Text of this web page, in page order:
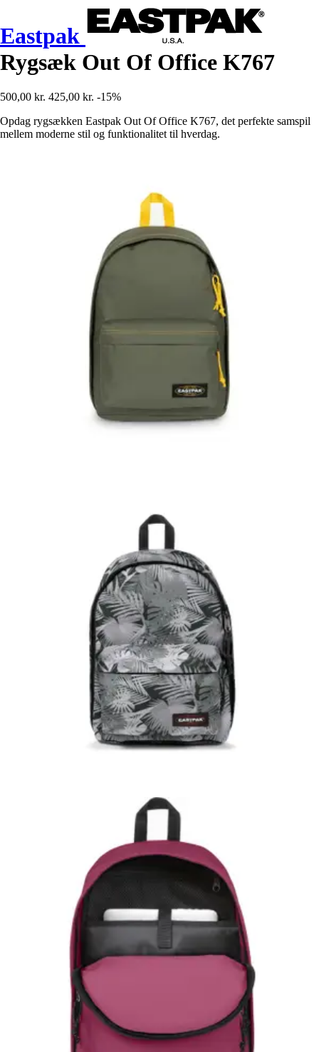
Eastpak
Rygsæk Out Of Office K767
500,00 kr. 425,00 kr. -15%
Opdag rygsækken Eastpak Out Of Office K767, det perfekte samspil
mellem moderne stil og funktionalitet til hverdag.